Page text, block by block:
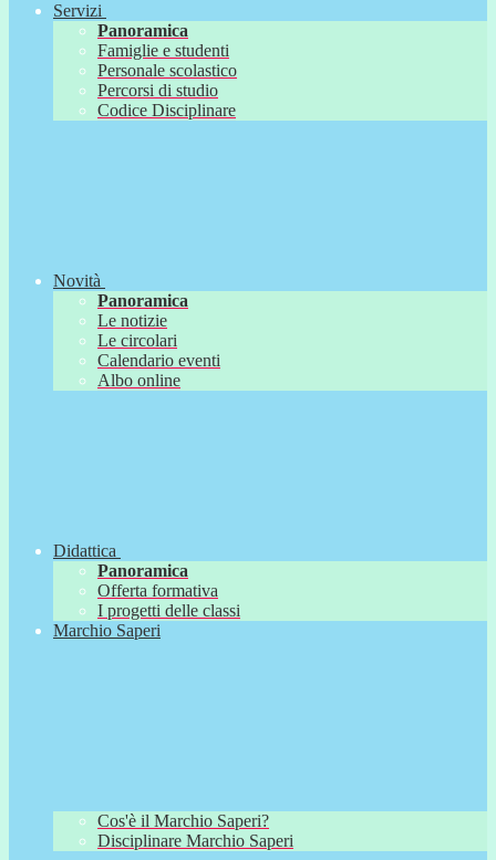
Servizi
Panoramica
Famiglie e studenti
Personale scolastico
Percorsi di studio
Codice Disciplinare
Novità
Panoramica
Le notizie
Le circolari
Calendario eventi
Albo online
Didattica
Panoramica
Offerta formativa
I progetti delle classi
Marchio Saperi
Cos'è il Marchio Saperi?
Disciplinare Marchio Saperi